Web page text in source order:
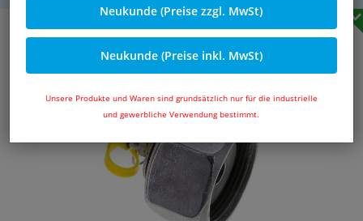
Neukunde (Preise zzgl. MwSt)
Neukunde (Preise inkl. MwSt)
Unsere Produkte und Waren sind grundsätzlich nur für die industrielle
und gewerbliche Verwendung bestimmt.